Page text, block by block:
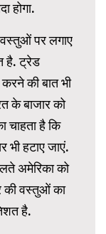
होगा.
वस्तुओं पर लगाए
है. ट्रेड
की बात भी
के बाजार को
चाहता है कि
हटाए जाएं.
अमेरिका को
की वस्तुओं का
है.